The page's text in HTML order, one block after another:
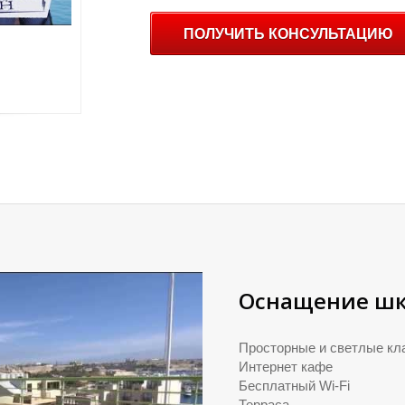
ПОЛУЧИТЬ КОНСУЛЬТАЦИЮ
Оснащение
Просторные и светлые
Интернет кафе
Бесплатный Wi-Fi